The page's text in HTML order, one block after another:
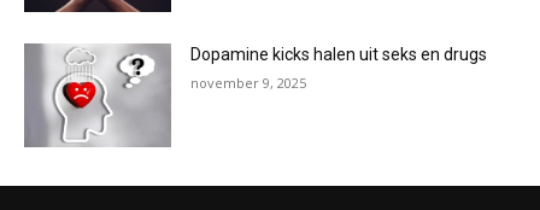
Dopamine kicks halen uit seks en drugs
november 9, 2025